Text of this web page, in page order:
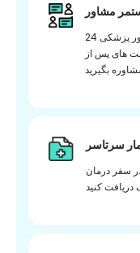
مشاور
پشتیبانی و کمک مشاور پزشکی 24x7 در طول سفر
های پس از
سرتاسر
سفر درمان